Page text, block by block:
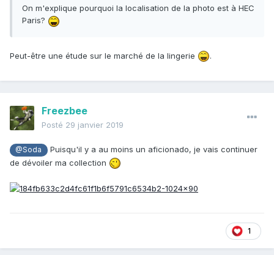
On m'explique pourquoi la localisation de la photo est à HEC
Paris?
Peut-être une étude sur le marché de la lingerie .
Freezbee
Posté 29 janvier 2019
@Soda
Puisqu'il y a au moins un aficionado, je vais continuer
de dévoiler ma collection
1